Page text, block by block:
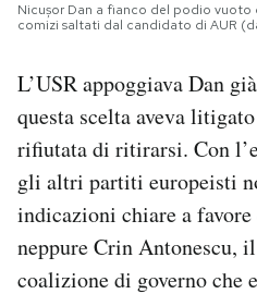
Nicușor Dan a fianco del podio
comizi saltati dal candidato di AUR
L’USR appoggiava Dan
questa scelta aveva litigato
rifiutata di ritirarsi. Con
gli altri partiti europeisti
indicazioni chiare a
neppure Crin Antonescu,
coalizione di governo che